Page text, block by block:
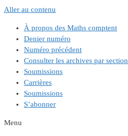
Aller au contenu
À propos des Maths comptent
Denier numéro
Numéro précédent
Consulter les archives par section
Soumissions
Carrières
Soumissions
S’abonner
Menu